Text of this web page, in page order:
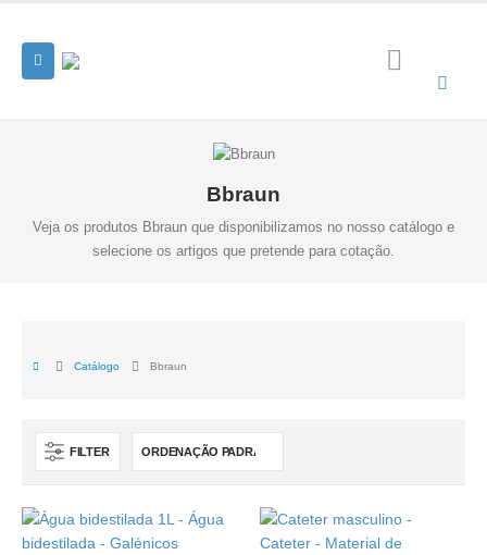
Bbraun
Veja os produtos Bbraun que disponibilizamos no nosso catálogo e
selecione os artigos que pretende para cotação.
Catálogo Bbraun
FILTER